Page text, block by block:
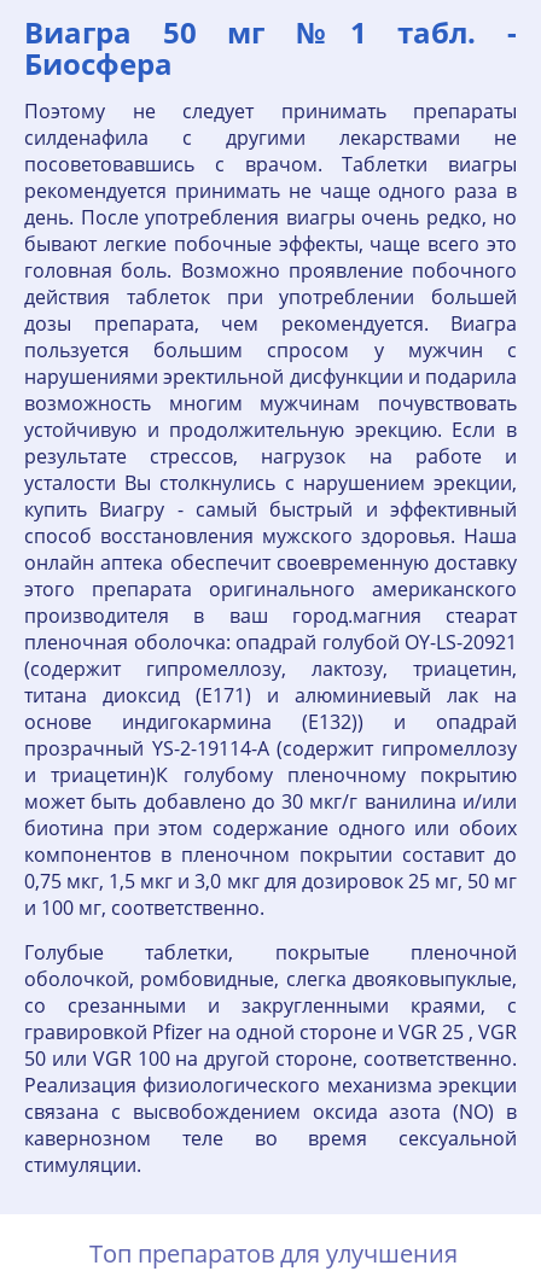
Виагра 50 мг №1 табл. -
Биосфера
Поэтому не следует принимать препараты
силденафила с другими лекарствами не
посоветовавшись с врачом. Таблетки виагры
рекомендуется принимать не чаще одного раза в
день. После употребления виагры очень редко, но
бывают легкие побочные эффекты, чаще всего это
головная боль. Возможно проявление побочного
действия таблеток при употреблении большей
дозы препарата, чем рекомендуется. Виагра
пользуется большим спросом у мужчин с
нарушениями эректильной дисфункции и подарила
возможность многим мужчинам почувствовать
устойчивую и продолжительную эрекцию. Если в
результате стрессов, нагрузок на работе и
усталости Вы столкнулись с нарушением эрекции,
купить Виагру - самый быстрый и эффективный
способ восстановления мужского здоровья. Наша
онлайн аптека обеспечит своевременную доставку
этого препарата оригинального американского
производителя в ваш город.магния стеарат
пленочная оболочка: опадрай голубой OY-LS-20921
(содержит гипромеллозу, лактозу, триацетин,
титана диоксид (Е171) и алюминиевый лак на
основе индигокармина (Е132)) и опадрай
прозрачный YS-2-19114-A (содержит гипромеллозу
и триацетин)К голубому пленочному покрытию
может быть добавлено до 30 мкг/г ванилина и/или
биотина при этом содержание одного или обоих
компонентов в пленочном покрытии составит до
0,75 мкг, 1,5 мкг и 3,0 мкг для дозировок 25 мг, 50 мг
и 100 мг, соответственно.
Голубые таблетки, покрытые пленочной
оболочкой, ромбовидные, слегка двояковыпуклые,
со срезанными и закругленными краями, с
гравировкой Pfizer на одной стороне и VGR 25 , VGR
50 или VGR 100 на другой стороне, соответственно.
Реализация физиологического механизма эрекции
связана с высвобождением оксида азота (NO) в
кавернозном теле во время сексуальной
стимуляции.
Топ препаратов для улучшения